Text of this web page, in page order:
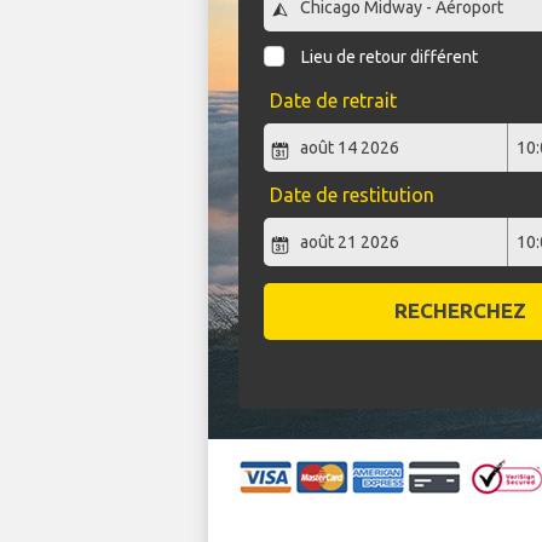
Lieu de retour différent
Date de retrait
Date de restitution
RECHERCHEZ